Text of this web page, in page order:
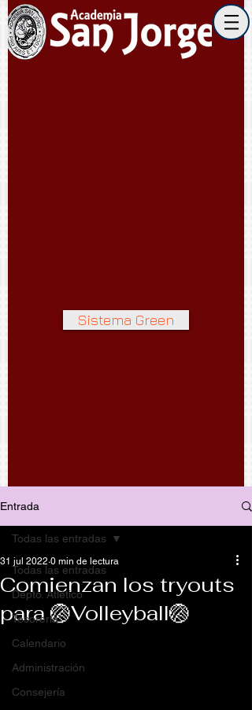
Sistema Green
Entrada
Todas las entradas
Depto. Atlético
Tesorería
Calendario
Administración
Consejería
Todas las entradas
Comienzan los tryouts
para 🏐Volleyball🏐
31 jul 2022 0 min de lectura